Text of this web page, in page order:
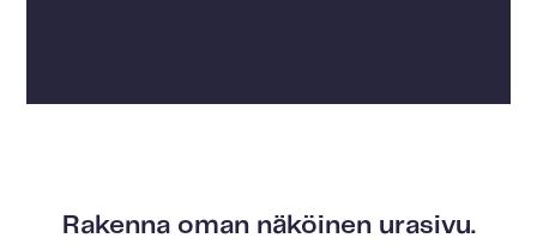
Rakenna oman näköinen urasivu.